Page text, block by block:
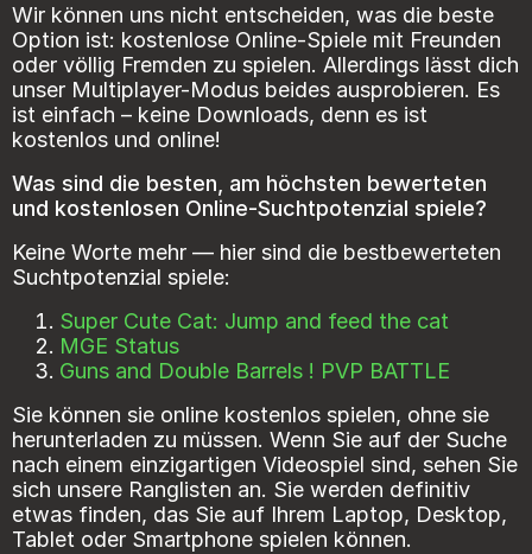
Wir können uns nicht entscheiden, was die beste
Option ist: kostenlose Online-Spiele mit Freunden
oder völlig Fremden zu spielen. Allerdings lässt dich
unser Multiplayer-Modus beides ausprobieren. Es
ist einfach – keine Downloads, denn es ist
kostenlos und online!
Was sind die besten, am höchsten bewerteten
und kostenlosen Online-Suchtpotenzial spiele?
Keine Worte mehr — hier sind die bestbewerteten
Suchtpotenzial spiele:
Super Cute Cat: Jump and feed the cat
MGE Status
Guns and Double Barrels ! PVP BATTLE
Sie können sie online kostenlos spielen, ohne sie
herunterladen zu müssen. Wenn Sie auf der Suche
nach einem einzigartigen Videospiel sind, sehen Sie
sich unsere Ranglisten an. Sie werden definitiv
etwas finden, das Sie auf Ihrem Laptop, Desktop,
Tablet oder Smartphone spielen können.